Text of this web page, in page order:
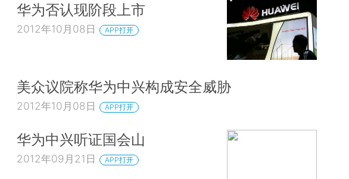
华为否认现阶段上市
2012年10月08日 APP打开
美众议院称华为中兴构成安全威胁
2012年10月08日 APP打开
华为中兴听证国会山
2012年09月21日 APP打开